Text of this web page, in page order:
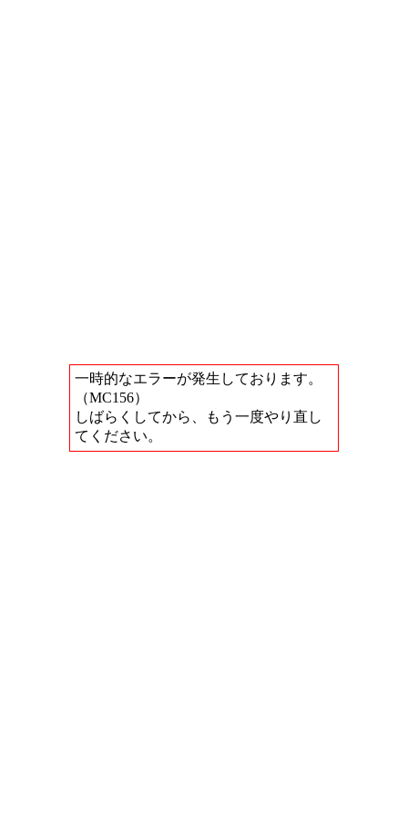
一時的なエラーが発生しております。
（MC156）
しばらくしてから、もう一度やり直し
てください。